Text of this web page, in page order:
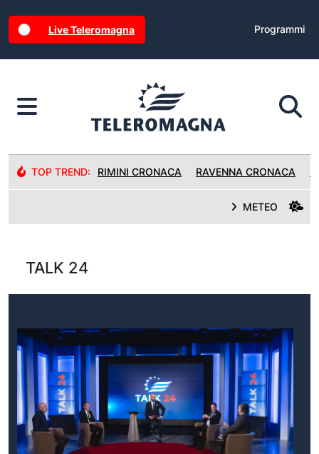
Live Teleromagna Programmi
TOP TREND: RIMINI CRONACA RAVENNA CRONACA
METEO
TALK 24